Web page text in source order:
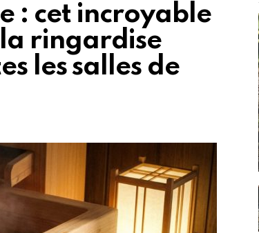
: cet incroyable
ringardise
les salles de